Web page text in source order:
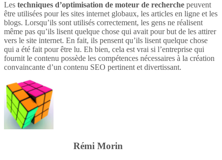
Les techniques d’optimisation de moteur de recherche peuvent
être utilisées pour les sites internet globaux, les articles en ligne et les
blogs. Lorsqu’ils sont utilisés correctement, les gens ne réalisent
même pas qu’ils lisent quelque chose qui avait pour but de les attirer
vers le site internet. En fait, ils pensent qu’ils lisent quelque chose
qui a été fait pour être lu. Eh bien, cela est vrai si l’entreprise qui
fournit le contenu possède les compétences nécessaires à la création
convaincante d’un contenu SEO pertinent et divertissant.
Rémi Morin